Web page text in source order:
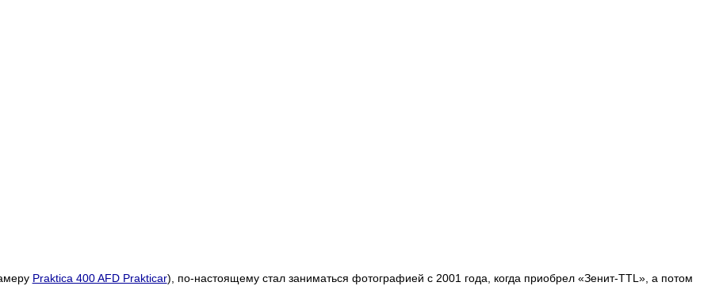
Praktica 400 AFD Prakticar), по-настоящему стал заниматься фотографией с 2001 года, когда приобрел «Зенит-TTL», а потом